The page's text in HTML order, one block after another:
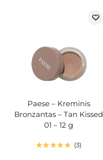
Paese – Kreminis
Bronzantas – Tan Kissed
01 – 12 g
3